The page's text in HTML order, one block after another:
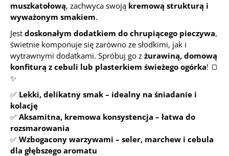
muszkatołową, zachwyca swoją kremową strukturą i
wyważonym smakiem.
Jest doskonałym dodatkiem do chrupiącego pieczywa,
świetnie komponuje się zarówno ze słodkimi, jak i
wytrawnymi dodatkami. Spróbuj go z żurawiną, domową
konfiturą z cebuli lub plasterkiem świeżego ogórka! 🍞
✨
✅ Lekki, delikatny smak – idealny na śniadanie i
kolację
✅ Aksamitna, kremowa konsystencja – łatwa do
rozsmarowania
✅ Wzbogacony warzywami – seler, marchew i cebula
dla głębszego aromatu